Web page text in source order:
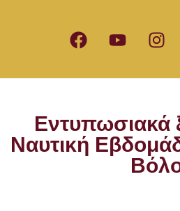
Εντυπωσιακά
Ναυτική